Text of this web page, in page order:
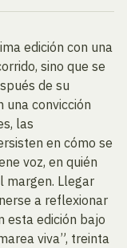
edición con una
sino que se
de su
una convicción
las
en cómo se
voz, en quién
margen. Llegar
a reflexionar
esta edición bajo
viva”, treinta